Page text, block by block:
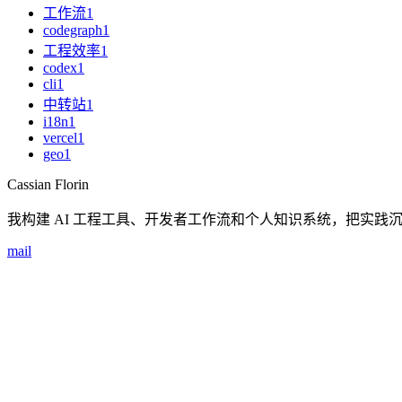
工作流1
codegraph1
工程效率1
codex1
cli1
中转站1
i18n1
vercel1
geo1
Cassian Florin
我构建 AI 工程工具、开发者工作流和个人知识系统，把实践沉
mail